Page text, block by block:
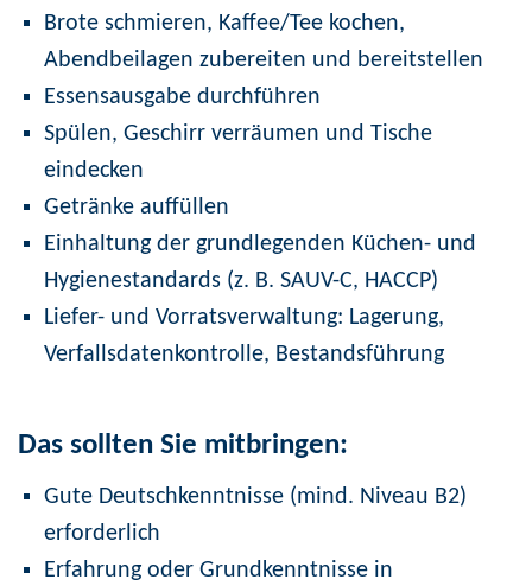
Brote schmieren, Kaffee/Tee kochen,
Abendbeilagen zubereiten und bereitstellen
Essensausgabe durchführen
Spülen, Geschirr verräumen und Tische
eindecken
Getränke auffüllen
Einhaltung der grundlegenden Küchen- und
Hygienestandards (z. B. SAUV-C, HACCP)
Liefer- und Vorratsverwaltung: Lagerung,
Verfallsdatenkontrolle, Bestandsführung
Das sollten Sie mitbringen:
Gute Deutschkenntnisse (mind. Niveau B2)
erforderlich
Erfahrung oder Grundkenntnisse in